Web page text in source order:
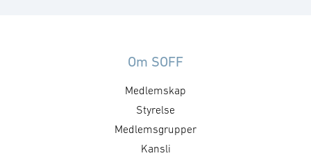
amerikanska marknaden,
samt utställningar och aktiviteter.
Under medlemsgruppens tredje
möte kommer AUSA särskilt att
diskuteras. För mer information,
Om SOFF
Medlemskap
Styrelse
Medlemsgrupper
Kansli